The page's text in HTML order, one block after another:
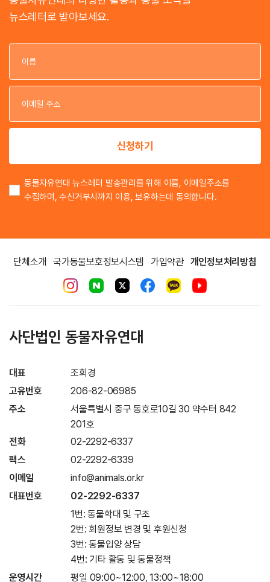
뉴스레터로 받아보세요.
이
이
신청하기
동물자유연대 뉴스레터 발송관리를 위해 이름, 이메일주소를
수집하며, 수신거부시까지 이용, 보유하는데 동의합니다.
단체소개 국가동물보호정보시스템 가입약관 개인정보처리방침
사단법인 동물자유연대
대표
조희경
고유번호
206-82-06985
주소
서울특별시 중구 동호로10길 30 약수터 842
201호
전화
02-2292-6337
팩스
02-2292-6339
이메일
info@animals.or.kr
대표번호
02-2292-6337
1번: 동물학대 및 구조
2번: 회원정보 변경 및 후원신청
3번: 동물입양 상담
4번: 기타 활동 및 동물정책
운영시간
평일 09:00~12:00, 13:00~18:00